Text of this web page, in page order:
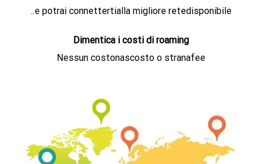
..e potrai connettertialla migliore retedisponibile
Dimentica i costi di roaming
Nessun costonascosto o stranafee